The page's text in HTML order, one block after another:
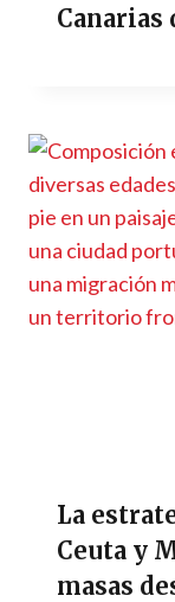
Canarias
La
Ceuta y
masas